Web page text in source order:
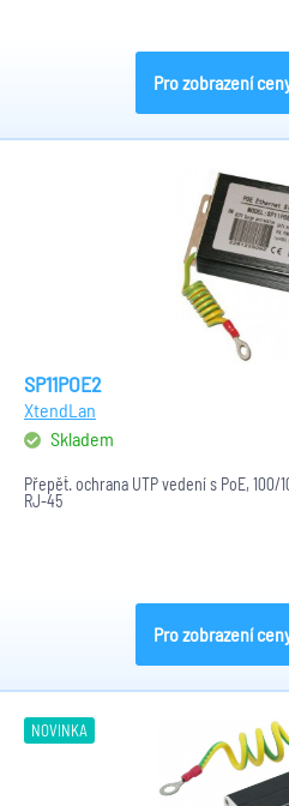
Pro zobrazení
SP11POE2
XtendLan
Skladem
Přepěť. ochrana UTP vedení s PoE,
RJ-45
Pro zobrazení
NOVINKA